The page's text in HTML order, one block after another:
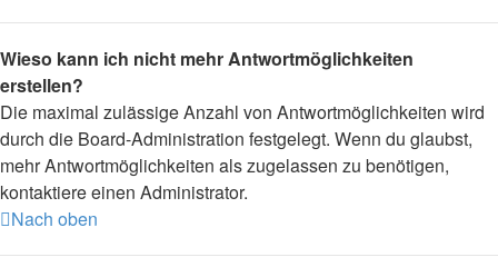
Wieso kann ich nicht mehr Antwortmöglichkeiten
erstellen?
Die maximal zulässige Anzahl von Antwortmöglichkeiten wird
durch die Board-Administration festgelegt. Wenn du glaubst,
mehr Antwortmöglichkeiten als zugelassen zu benötigen,
kontaktiere einen Administrator.
Nach oben